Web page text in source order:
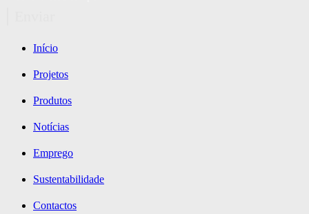
Início
Projetos
Produtos
Notícias
Emprego
Sustentabilidade
Contactos